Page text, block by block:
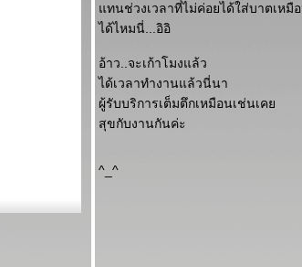
ทนช่วงเวลาที่ไม่ค่อยได้ใส่บาตเหมื
ได้ไหมนี่...อิอิ
อ้าว..จะเก้าโมงแล้ว
ได้เวลาทำงานแล้วนี่นา
ผู้รับบริการเต็มตึกเหมือนเช่นเค
สุขกับงานกันค่ะ
^_^